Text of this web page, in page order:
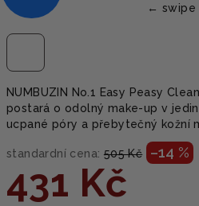
NUMBUZIN No.1 Easy Peasy
postará o odolný make-up v
ucpané póry a přebytečný kožní
standardní cena: 505 Kč –14 %
431 Kč